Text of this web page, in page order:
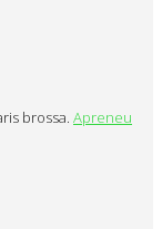
brossa. Apreneu